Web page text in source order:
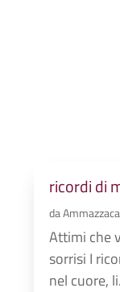
ricordi di
da
Attimi che
sorrisi I
nel cuore,